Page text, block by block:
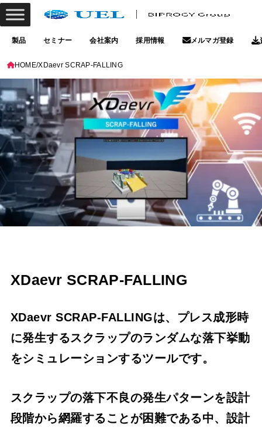
製品 セミナー 会社案内 採用情報 メルマガ登録
HOME XDaevr SCRAP-FALLING
XDaevr SCRAP-FALLING
XDaevr SCRAP-FALLINGは、プレス成形時
に発生するスクラップのランダムな落下挙動
をシミュレーションするツールです。
スクラップの落下不良の発生パターンを設計
段階から網羅することが困難である中、設計